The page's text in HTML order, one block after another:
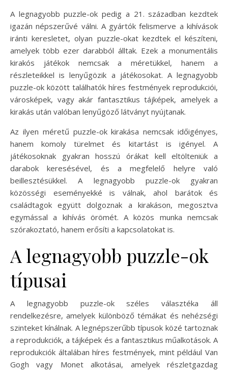
A legnagyobb puzzle-ok pedig a 21. században kezdtek
igazán népszerűvé válni. A gyártók felismerve a kihívások
iránti keresletet, olyan puzzle-okat kezdtek el készíteni,
amelyek több ezer darabból álltak. Ezek a monumentális
kirakós játékok nemcsak a méretükkel, hanem a
részleteikkel is lenyűgözik a játékosokat. A legnagyobb
puzzle-ok között találhatók híres festmények reprodukciói,
városképek, vagy akár fantasztikus tájképek, amelyek a
kirakás után valóban lenyűgöző látványt nyújtanak.
Az ilyen méretű puzzle-ok kirakása nemcsak időigényes,
hanem komoly türelmet és kitartást is igényel. A
játékosoknak gyakran hosszú órákat kell eltölteniük a
darabok keresésével, és a megfelelő helyre való
beillesztésükkel. A legnagyobb puzzle-ok gyakran
közösségi eseményekké is válnak, ahol barátok és
családtagok együtt dolgoznak a kirakáson, megosztva
egymással a kihívás örömét. A közös munka nemcsak
szórakoztató, hanem erősíti a kapcsolatokat is.
A legnagyobb puzzle-ok
típusai
A legnagyobb puzzle-ok széles választéka áll
rendelkezésre, amelyek különböző témákat és nehézségi
szinteket kínálnak. A legnépszerűbb típusok közé tartoznak
a reprodukciók, a tájképek és a fantasztikus műalkotások. A
reprodukciók általában híres festmények, mint például Van
Gogh vagy Monet alkotásai, amelyek részletgazdag